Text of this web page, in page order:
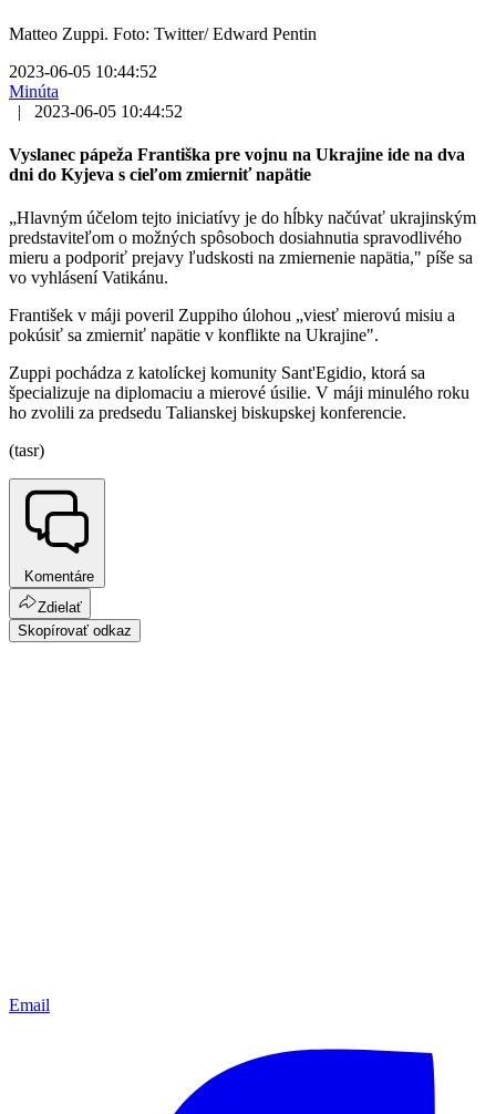
Matteo Zuppi. Foto: Twitter/ Edward Pentin
2023-06-05 10:44:52
Minúta
|
2023-06-05 10:44:52
Vyslanec pápeža Františka pre vojnu na Ukrajine ide na dva
dni do Kyjeva s cieľom zmierniť napätie
„Hlavným účelom tejto iniciatívy je do hĺbky načúvať ukrajinským
predstaviteľom o možných spôsoboch dosiahnutia spravodlivého
mieru a podporiť prejavy ľudskosti na zmiernenie napätia," píše sa
vo vyhlásení Vatikánu.
František v máji poveril Zuppiho úlohou „viesť mierovú misiu a
pokúsiť sa zmierniť napätie v konflikte na Ukrajine".
Zuppi pochádza z katolíckej komunity Sant'Egidio, ktorá sa
špecializuje na diplomaciu a mierové úsilie. V máji minulého roku
ho zvolili za predsedu Talianskej biskupskej konferencie.
(tasr)
Komentáre
Zdielať
Skopírovať odkaz
Email